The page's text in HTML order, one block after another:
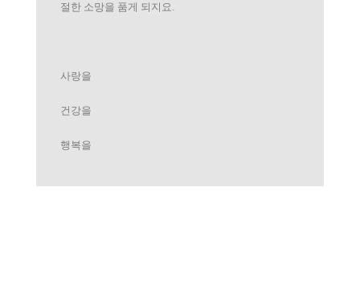
절한 소망을 품게 되지요.
사랑을
건강을
행복을